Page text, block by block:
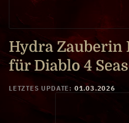
Hydra Zauberin
für Diablo 4
LETZTES UPDATE: 01.03.2026